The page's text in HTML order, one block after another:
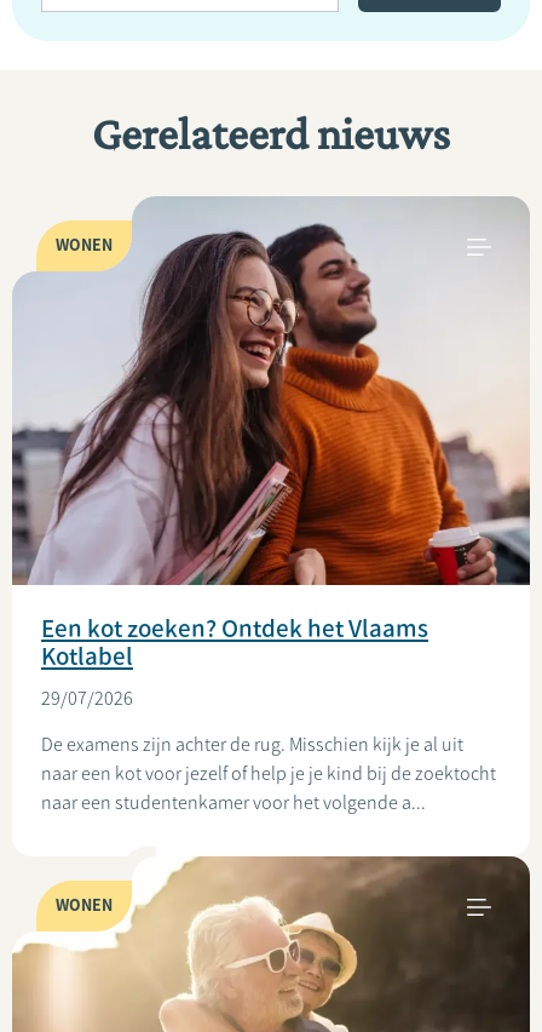
Gerelateerd nieuws
WONEN
Een kot zoeken? Ontdek het Vlaams
Kotlabel
29/07/2026
De examens zijn achter de rug. Misschien kijk je al uit
naar een kot voor jezelf of help je je kind bij de zoektocht
naar een studentenkamer voor het volgende a...
WONEN